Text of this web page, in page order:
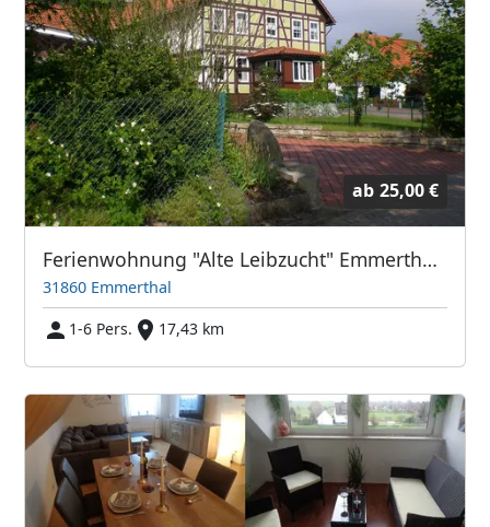
ab 25,00 €
Ferienwohnung "Alte Leibzucht" Emmerthal, Landkreis Hameln-Pyrmont
31860 Emmerthal
1-6 Pers.
17,43 km